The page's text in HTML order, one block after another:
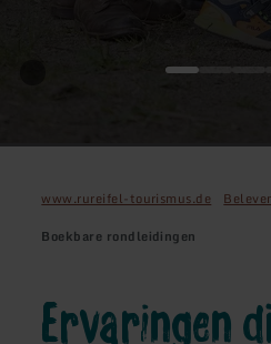
www.rureifel-tourismus.de
Boekbare rondleidingen
Ervaringen